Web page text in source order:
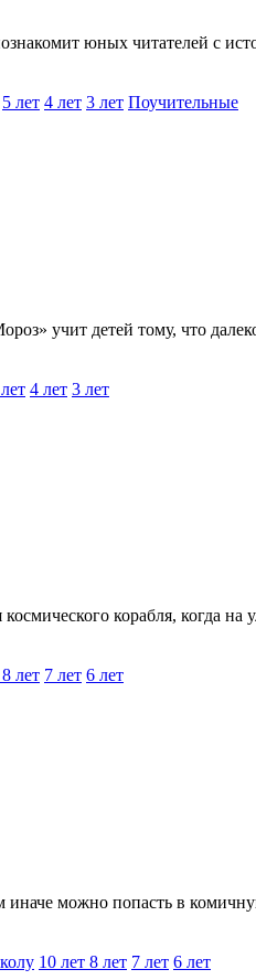
юных читателей с
5 лет 4 лет 3 лет Поучительные
учит детей тому, что
4 лет 3 лет
корабля, когда
8 лет 7 лет 6 лет
иначе можно попасть в
10 лет 8 лет 7 лет 6 лет